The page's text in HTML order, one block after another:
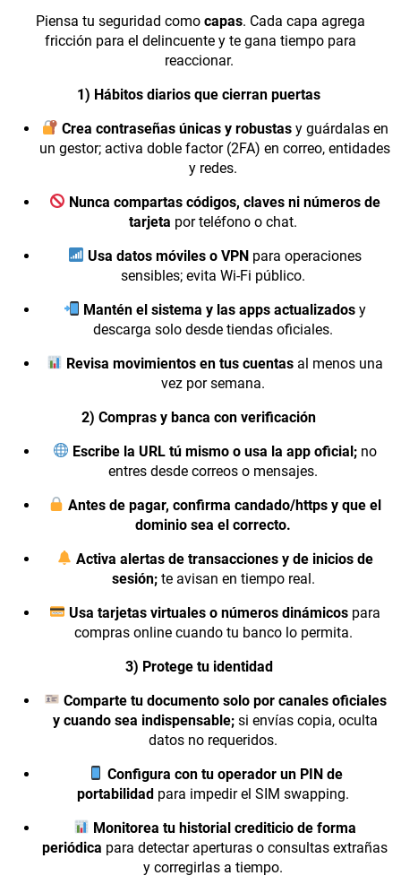
Piensa tu seguridad como capas. Cada capa agrega
fricción para el delincuente y te gana tiempo para
reaccionar.
1) Hábitos diarios que cierran puertas
Crea contraseñas únicas y robustasy guárdalas en
un gestor; activa doble factor (2FA) en correo, entidades
y redes.
Nunca compartas códigos, claves ni números de
tarjeta por teléfono o chat.
Usa datos móviles o VPN para operaciones
sensibles; evita Wi-Fi público.
Mantén el sistema y las apps actualizados y
descarga solo desde tiendas oficiales.
Revisa movimientos en tus cuentas al menos una
vez por semana.
2) Compras y banca con verificación
Escribe la URL tú mismo o usa la app oficial; no
entres desde correos o mensajes.
Antes de pagar, confirma candado/https y que el
dominio sea el correcto.
Activa alertas de transacciones y de inicios de
sesión;te avisan en tiempo real.
Usa tarjetas virtuales o números dinámicos para
compras online cuando tu banco lo permita.
3) Protege tu identidad
Comparte tu documento solo por canales oficiales
y cuando sea indispensable;si envías copia, oculta
datos no requeridos.
Configura con tu operador un PIN de
portabilidad para impedir el SIM swapping.
Monitorea tu historial crediticio de forma
periódica para detectar aperturas o consultas extrañas
y corregirlas a tiempo.